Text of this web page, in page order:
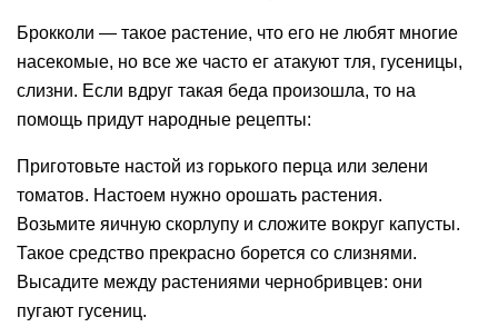
Брокколи — такое растение, что его не любят многие
насекомые, но все же часто ег атакуют тля, гусеницы,
слизни. Если вдруг такая беда произошла, то на
помощь придут народные рецепты:
Приготовьте настой из горького перца или зелени
томатов. Настоем нужно орошать растения.
Возьмите яичную скорлупу и сложите вокруг капусты.
Такое средство прекрасно борется со слизнями.
Высадите между растениями чернобривцев: они
пугают гусениц.